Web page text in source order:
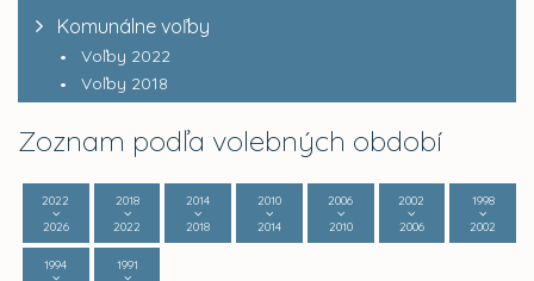
Komunálne voľby
Voľby 2022
Voľby 2018
Zoznam podľa volebných období
2022
2026
2018
2022
2014
2018
2010
2014
2006
2010
2002
2006
1998
2002
1994
1991